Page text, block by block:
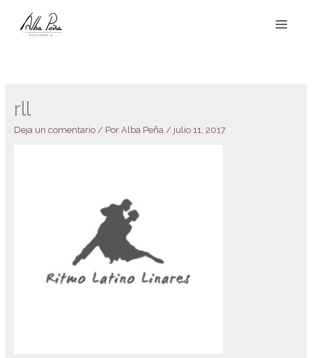
contenido
rll
Deja un comentario / Por Alba Peña / julio 11, 2017